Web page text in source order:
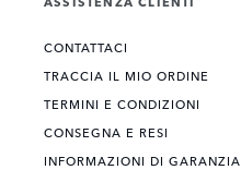
CONTATTACI
TRACCIA IL MIO ORDINE
TERMINI E CONDIZIONI
CONSEGNA E RESI
INFORMAZIONI DI GARANZIA